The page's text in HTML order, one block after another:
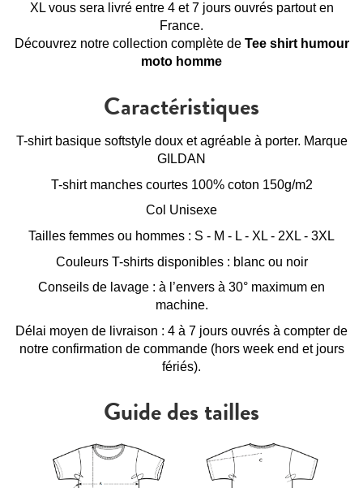
XL vous sera livré entre 4 et 7 jours ouvrés partout en
France.
Découvrez notre collection complète de Tee shirt humour
moto homme
Caractéristiques
T-shirt basique softstyle doux et agréable à porter. Marque
GILDAN
T-shirt manches courtes 100% coton 150g/m2
Col Unisexe
Tailles femmes ou hommes : S - M - L - XL - 2XL - 3XL
Couleurs T-shirts disponibles : blanc ou noir
Conseils de lavage : à l’envers à 30° maximum en
machine.
Délai moyen de livraison : 4 à 7 jours ouvrés à compter de
notre confirmation de commande (hors week end et jours
fériés).
Guide des tailles